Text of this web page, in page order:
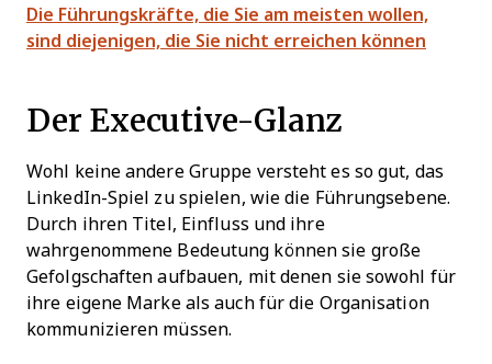
Die Führungskräfte, die Sie am meisten wollen,
sind diejenigen, die Sie nicht erreichen können
Der Executive-Glanz
Wohl keine andere Gruppe versteht es so gut, das
LinkedIn-Spiel zu spielen, wie die Führungsebene.
Durch ihren Titel, Einfluss und ihre
wahrgenommene Bedeutung können sie große
Gefolgschaften aufbauen, mit denen sie sowohl für
ihre eigene Marke als auch für die Organisation
kommunizieren müssen.